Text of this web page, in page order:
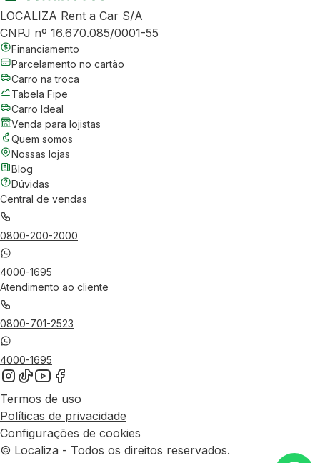
LOCALIZA Rent a Car S/A
CNPJ nº 16.670.085/0001-55
Financiamento
Parcelamento no cartão
Carro na troca
Tabela Fipe
Carro Ideal
Venda para lojistas
Quem somos
Nossas lojas
Blog
Dúvidas
Central de vendas
0800-200-2000
4000-1695
Atendimento ao cliente
0800-701-2523
4000-1695
Termos de uso
Políticas de privacidade
Configurações de cookies
© Localiza - Todos os direitos reservados.